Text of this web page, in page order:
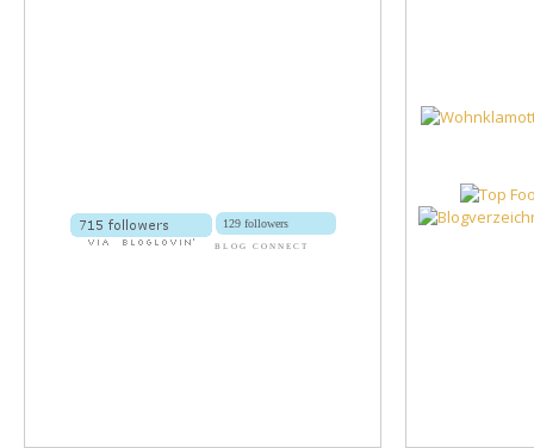
129 followers
BLOG CONNECT